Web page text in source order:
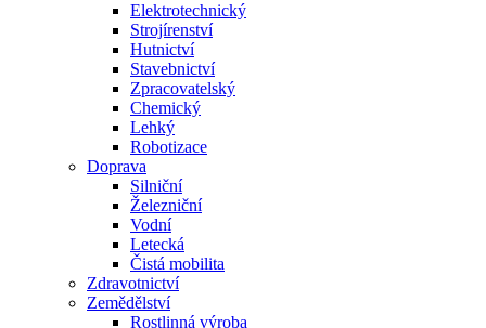
Elektrotechnický
Strojírenství
Hutnictví
Stavebnictví
Zpracovatelský
Chemický
Lehký
Robotizace
Doprava
Silniční
Železniční
Vodní
Letecká
Čistá mobilita
Zdravotnictví
Zemědělství
Rostlinná výroba